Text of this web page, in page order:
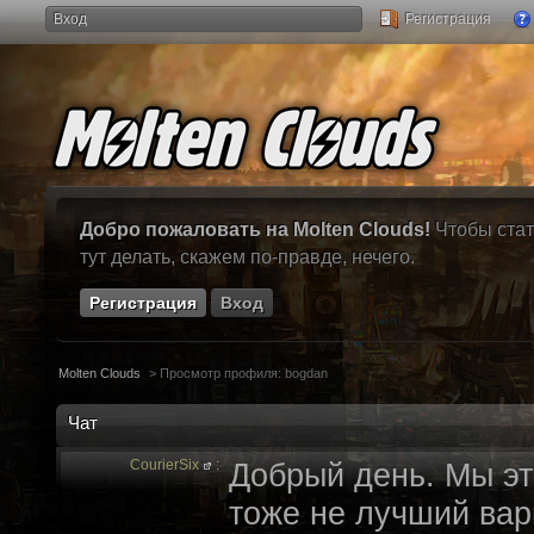
Вход Регистрация
Добро пожаловать на Molten Clouds! Чтобы
тут делать, скажем по-правде, нечего.
Регистрация Вход
Molten Clouds > Просмотр профиля: bogdan
Чат
CourierSix : Добрый день. Мы
тоже не лучший